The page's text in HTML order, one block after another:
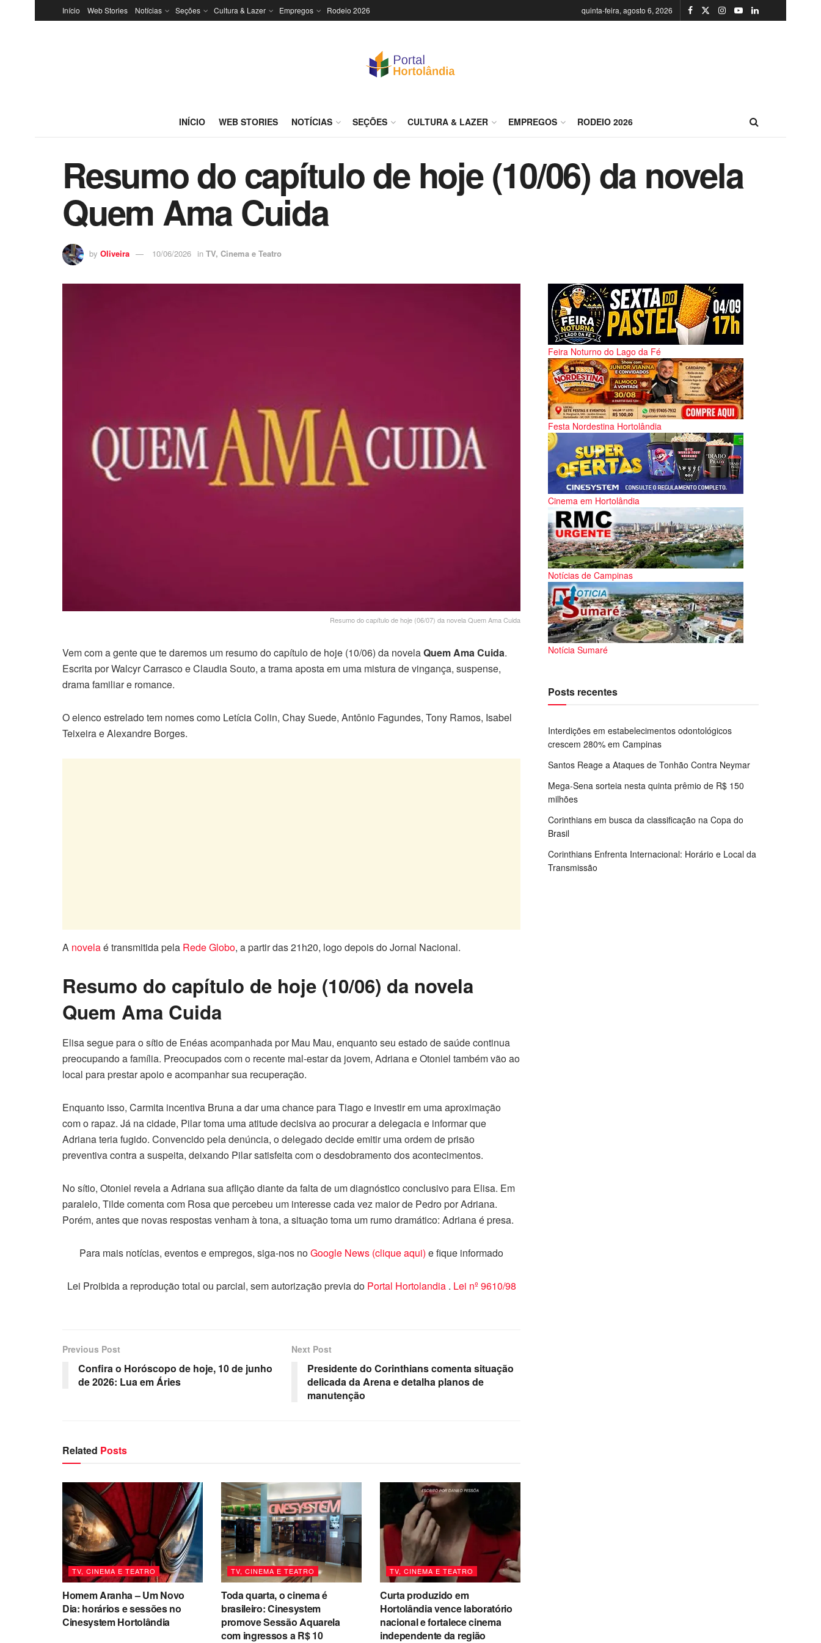
Início Web Stories Notícias Seções Cultura & Lazer Empregos Rodeio 2026 quinta-feira, agosto 6, 2026
INÍCIO WEB STORIES NOTÍCIAS SEÇÕES CULTURA & LAZER EMPREGOS RODEIO 2026
Resumo do capítulo de hoje (10/06) da novela
Quem Ama Cuida
by Oliveira 10/06/2026 in TV, Cinema e Teatro
Resumo do capítulo de hoje (06/07) da novela Quem Ama Cuida
Vem com a gente que te daremos um resumo do capítulo de hoje (10/06) da novelaQuem Ama Cuida.
Escrita por Walcyr Carrasco e Claudia Souto, a trama aposta em uma mistura de vingança, suspense,
drama familiar e romance.
O elenco estrelado tem nomes como Letícia Colin, Chay Suede, Antônio Fagundes, Tony Ramos, Isabel
Teixeira e Alexandre Borges.
A novelaé transmitida pela Rede Globo, a partir das 21h20, logo depois do Jornal Nacional.
Resumo do capítulo de hoje (10/06) da novela
Quem Ama Cuida
Elisa segue para o sítio de Enéas acompanhada por Mau Mau, enquanto seu estado de saúde continua
preocupando a família. Preocupados com o recente mal-estar da jovem, Adriana e Otoniel também vão ao
local para prestar apoio e acompanhar sua recuperação.
Enquanto isso, Carmita incentiva Bruna a dar uma chance para Tiago e investir em uma aproximação
com o rapaz. Já na cidade, Pilar toma uma atitude decisiva ao procurar a delegacia e informar que
Adriana teria fugido. Convencido pela denúncia, o delegado decide emitir uma ordem de prisão
preventiva contra a suspeita, deixando Pilar satisfeita com o desdobramento dos acontecimentos.
No sítio, Otoniel revela a Adriana sua aflição diante da falta de um diagnóstico conclusivo para Elisa. Em
paralelo, Tilde comenta com Rosa que percebeu um interesse cada vez maior de Pedro por Adriana.
Porém, antes que novas respostas venham à tona, a situação toma um rumo dramático: Adriana é presa.
Para mais notícias, eventos e empregos, siga-nos noGoogle News (clique aqui) e fique informado
Lei Proibida a reprodução total ou parcial, sem autorização previa do Portal Hortolandia . Lei nº 9610/98
Previous Post
Confira o Horóscopo de hoje, 10 de junho
de 2026: Lua em Áries
Next Post
Presidente do Corinthians comenta situação
delicada da Arena e detalha planos de
manutenção
Related Posts
TV, CINEMA E TEATRO
Homem Aranha – Um Novo
Dia: horários e sessões no
Cinesystem Hortolândia
TV, CINEMA E TEATRO
Toda quarta, o cinema é
brasileiro: Cinesystem
promove Sessão Aquarela
com ingressos a R$ 10
TV, CINEMA E TEATRO
Curta produzido em
Hortolândia vence laboratório
nacional e fortalece cinema
independente da região
Feira Noturno do Lago da Fé
Festa Nordestina Hortolândia
Cinema em Hortolândia
Notícias de Campinas
Notícia Sumaré
Posts recentes
Interdições em estabelecimentos odontológicos
crescem 280% em Campinas
Santos Reage a Ataques de Tonhão Contra Neymar
Mega-Sena sorteia nesta quinta prêmio de R$ 150
milhões
Corinthians em busca da classificação na Copa do
Brasil
Corinthians Enfrenta Internacional: Horário e Local da
Transmissão